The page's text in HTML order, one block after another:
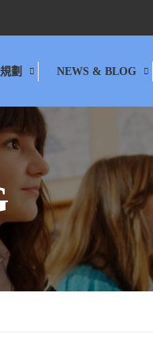
劃 NEWS & BLOG